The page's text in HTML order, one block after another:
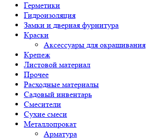
Герметики
Гидроизоляция
Замки и дверная фурнитура
Краски
Аксессуары для окрашивания
Крепеж
Листовой материал
Прочее
Расходные материалы
Садовый инвентарь
Смесители
Сухие смеси
Металлопрокат
Арматура